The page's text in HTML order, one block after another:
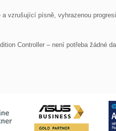
vzrušující písně, vyhrazenou
Controller – není potřeba žádné